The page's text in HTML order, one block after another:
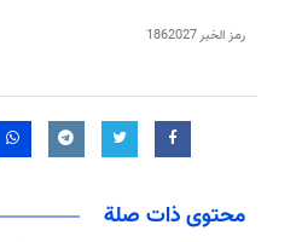
رمز الخبر1862027
محتوى ذات صلة